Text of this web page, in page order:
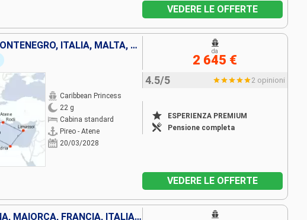
VEDERE LE OFFERTE
ALBANIA, CROAZIA, MONTENEGRO, ITALIA, MALTA, EGITTO, CIPRO, GRECIA
Caribbean Princess
22 g
Cabina standard
Pireo - Atene
20/03/2028
4.5/5 2 opinioni
ESPERIENZA PREMIUM
Pensione completa
da
2 645 €
VEDERE LE OFFERTE
MONTENEGRO, SPAGNA, MAIORCA, FRANCIA, ITALIA, TURCHIA, GRECIA